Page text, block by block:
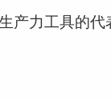
产力工具的代